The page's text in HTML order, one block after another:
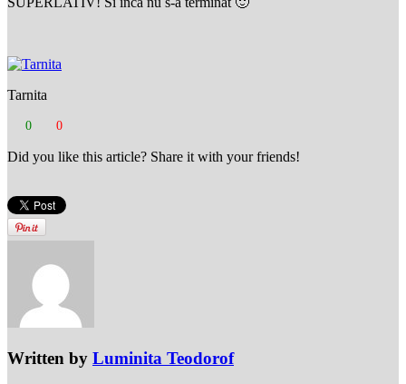
Tarnita
0 0
Did you like this article? Share it with your friends!
Written by Luminita Teodorof